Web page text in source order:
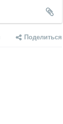
Поделиться